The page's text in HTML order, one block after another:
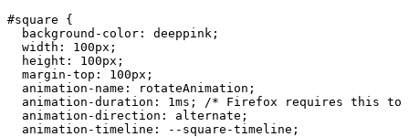
#square
{
background-color : deeppink ;
width : 100px ;
height : 100px ;
margin-top : 100px ;
animation - name : rotateAnimation ;
animation -duration : 1 ms ;
/* Firefox requires this to
animation -direction : alternate ;
animation -timeline : -- square -timeline ;